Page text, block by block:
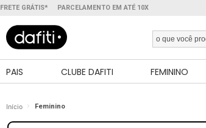
FRETE GRÁTIS* PARCELAMENTO EM ATÉ 10X
PAIS CLUBE DAFITI FEMININO
Início Feminino